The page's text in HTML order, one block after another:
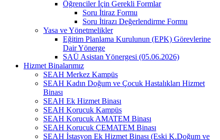
Öğrenciler İçin Gerekli Formlar
Soru İtiraz Formu
Soru İtirazı Değerlendirme Formu
Yasa ve Yönetmelikler
Eğitim Planlama Kurulunun (EPK) Görevlerine
Dair Yönerge
SAÜ Asistan Yönergesi (05.06.2026)
Hizmet Binalarımız
SEAH Merkez Kampüs
SEAH Kadın Doğum ve Çocuk Hastalıkları Hizmet
Binası
SEAH Ek Hizmet Binası
SEAH Korucuk Kampüs
SEAH Korucuk AMATEM Binası
SEAH Korucuk ÇEMATEM Binası
SEAH İstasyon Ek Hizmet Binası (Eski K.Doğum ve